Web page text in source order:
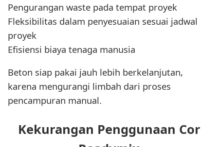
Pengurangan waste pada tempat proyek
Fleksibilitas dalam penyesuaian sesuai jadwal
proyek
Efisiensi biaya tenaga manusia
Beton siap pakai jauh lebih berkelanjutan,
karena mengurangi limbah dari proses
pencampuran manual.
Kekurangan Penggunaan Cor